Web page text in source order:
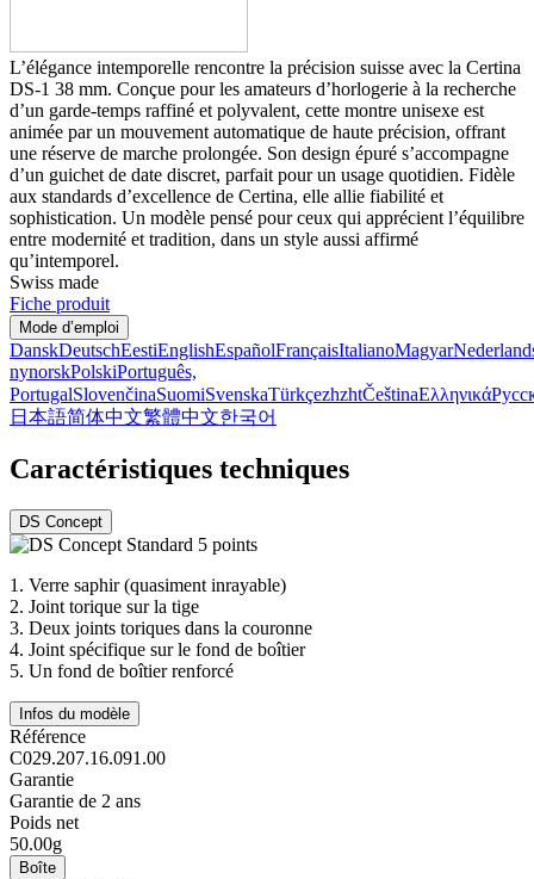
L’élégance intemporelle rencontre la précision suisse avec la Certina
DS-1 38 mm. Conçue pour les amateurs d’horlogerie à la recherche
d’un garde-temps raffiné et polyvalent, cette montre unisexe est
animée par un mouvement automatique de haute précision, offrant
une réserve de marche prolongée. Son design épuré s’accompagne
d’un guichet de date discret, parfait pour un usage quotidien. Fidèle
aux standards d’excellence de Certina, elle allie fiabilité et
sophistication. Un modèle pensé pour ceux qui apprécient l’équilibre
entre modernité et tradition, dans un style aussi affirmé
qu’intemporel.
Swiss made
Fiche produit
Mode d’emploi
DanskDeutschEestiEnglishEspañolFrançaisItalianoMagyar
nynorskPolskiPortuguês,
PortugalSlovenčinaSuomiSvenskaTürkçezhzhtČeštinaΕλληνικά
日本語简体中文繁體中文한국어
Caractéristiques techniques
DS Concept
1. Verre saphir (quasiment inrayable)
2. Joint torique sur la tige
3. Deux joints toriques dans la couronne
4. Joint spécifique sur le fond de boîtier
5. Un fond de boîtier renforcé
Infos du modèle
Référence
C029.207.16.091.00
Garantie
Garantie de 2 ans
Poids net
50.00g
Boîte